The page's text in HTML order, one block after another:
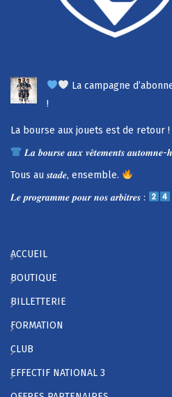
La campagne
!
La bourse aux jouets est de retour !
𝑳𝒂 𝒃𝒐𝒖𝒓𝒔𝒆 𝒂𝒖𝒙 𝒗𝒆̂𝒕𝒆𝒎𝒆𝒏𝒕𝒔 𝒂𝒖𝒕𝒐𝒎𝒏𝒆-
Tous au 𝒔𝒕𝒂𝒅𝒆, ensemble.
𝑳𝒆 𝒑𝒓𝒐𝒈𝒓𝒂𝒎𝒎𝒆 𝒑𝒐𝒖𝒓 𝒏𝒐𝒔 𝒂𝒓𝒃𝒊𝒕𝒓𝒆𝒔 :
ACCUEIL
BOUTIQUE
BILLETTERIE
FORMATION
CLUB
EFFECTIF NATIONAL 3